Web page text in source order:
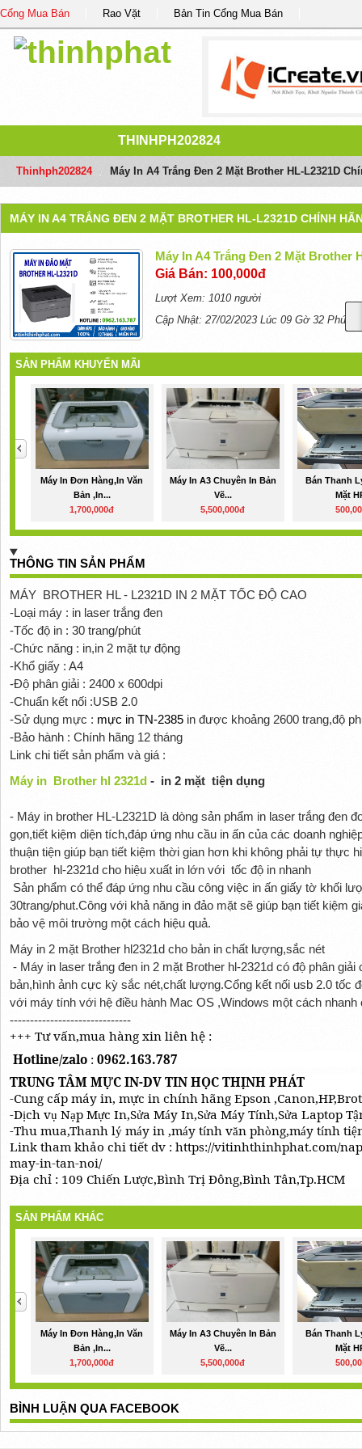
Cổng Mua Bán Rao Vặt Bản Tin Cổng Mua Bán
THINHPH202824
Thinhph202824 Máy In A4 Trắng Đen 2 Mặt Brother HL-L2321D
MÁY IN A4 TRẮNG ĐEN 2 MẶT BROTHER HL-L2321D CHÍNH
Máy In A4 Trắng Đen 2 Mặt Brother
Giá Bán: 100,000đ
Lượt Xem: 1010 người
Cập Nhật: 27/02/2023 Lúc 09 Gờ 32 Phút
SẢN PHẨM KHUYẾN MÃI
Máy In Đơn Hàng,in Văn
Bản ,in...
1,700,000đ
Máy In A3 Chuyên In Bản
Vẽ...
5,500,000đ
Bán Thanh
Mặt
THÔNG TIN SẢN PHẨM
MÁY BROTHER HL - L2321D IN 2 MẶT TỐC ĐỘ CAO
-Loại máy : in laser trắng đen
-Tốc độ in : 30 trang/phút
-Chức năng : in,in 2 mặt tự động
-Khổ giấy : A4
-Độ phân giải : 2400 x 600dpi
-Chuẩn kết nối :USB 2.0
-Sử dụng mực : mực in TN-2385in được khoảng 2600 trang,độ
-Bảo hành : Chính hãng 12 tháng
Link chi tiết sản phẩm và giá :
Máy in Brother hl 2321d- in 2 mặt tiện dụng
- Máy in brother HL-L2321D là dòng sản phẩm in laser trắng đen
gọn,tiết kiệm diện tích,đáp ứng nhu cầu in ấn của các doanh
thuận tiện giúp bạn tiết kiệm thời gian hơn khi không phải tự thực
brother hl-2321d cho hiệu xuất in lớn với tốc độ in nhanh
Sản phẩm có thể đáp ứng nhu cầu công việc in ấn giấy tờ khối
30trang/phut.Công với khả năng in đảo mặt sẽ giúp bạn tiết kiệm
bảo vệ môi trường một cách hiệu quả.
Máy in 2 mặt Brother hl2321d cho bản in chất lượng,sắc nét
- Máy in laser trắng đen in 2 mặt Brother hl-2321d có độ phân
bản,hình ảnh cực kỳ sắc nét,chất lượng.Cổng kết nối usb 2.0 tốc
với máy tính với hệ điều hành Mac OS ,Windows một cách nhanh
------------------------------
+++ Tư vấn,mua hàng xin liên hệ :
Hotline/zalo: 0962.163.787
TRUNG TÂM MỰC IN-DV TIN HỌC THỊNH PHÁT
-Cung cấp máy in, mực in chính hãng Epson
-Dịch vụ Nạp Mực In,Sửa Máy In,Sửa Máy Tính,Sửa Laptop Tậ
-Thu mua,Thanh lýmáy in ,máy tính văn phòng,máy tính tiệ
Link tham khảo chi tiết dv : https://vitinhthinhphat.com/
may-in-tan-noi/
Địa chỉ : 109 Chiến Lược,Bình Trị Đông,Bình Tân,Tp.HCM
SẢN PHẨM KHÁC
Máy In Đơn Hàng,in Văn
Bản ,in...
1,700,000đ
Máy In A3 Chuyên In Bản
Vẽ...
5,500,000đ
Bán Thanh
Mặt
BÌNH LUẬN QUA FACEBOOK